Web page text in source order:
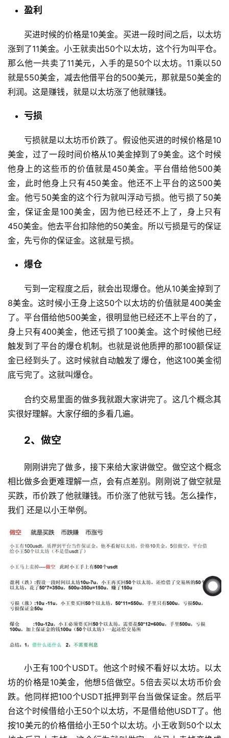
币
闻
行
情
析
圈
常
见
问
题
盈利
买进时候的价格是10美金。买进一段时间之后，以太坊
涨到了11美金。小王就卖出50个以太坊，这个行为叫平仓。
那么他一共卖了11美元，入手的是50个以太坊。11乘以50
就是550美金，减去他借平台的500美元，那就是50美金的
利润。这是赚钱，就是以太坊涨了他就赚钱。
亏损
亏损就是以太坊币价跌了。假设他买进的时候价格是10
美金，过了一段时间价格从10美金掉到了9美金。这个时候
他身上的这些币的价值就是450美金。平台借给他500美
金，此时他身上只有450美金。他还不上平台的这500美
金。他亏50美金的这个行为就叫浮动亏损。他亏损了50美
金，保证金是100美金，因为他已经还不上了，身上只有
450美金。他去平台扣除他的50美金。所以亏损是亏的保证
金，先亏你的保证金。这就是亏损。
爆仓
亏到一定程度之后，就会出现爆仓。他从10美金掉到了
8美金。这时候小王身上这50个以太坊的价值就是400美金
了。平台借给他500美金，很明显他已经还不上平台的了，
身上只有400美金，他还亏损了100美金。这个时候他已经
触发到了平台的爆仓机制。也就是说他质押的那100额保证
金已经到头了。这时候就自动触发了爆仓，他这100美金彻
底亏完了。这就叫爆仓。
合约交易里面的做多我就跟大家讲完了。这几个概念其
实很好理解。大家仔细的多看几遍。
2、做空
刚刚讲完了做多，接下来给大家讲做空。做空这个概念
相比做多会更难理解一点，会有点差别。刚刚说了做空就是
买跌，币价跌了他就赚钱。币价涨了他就亏钱。怎么操作，
我们 还是以小王举例。
小王有100个USDT。他这个时候不看好以太坊。以太
坊的价格是10美金，他想5倍做空。5倍去买以太坊币价会
跌。他同样把100个USDT抵押到平台当做保证金。然后平
台这个时候借给小王50个以太坊，不是借给他USDT了。他
按10美元的价格借给小王50个以太坊。小王收到50个以太